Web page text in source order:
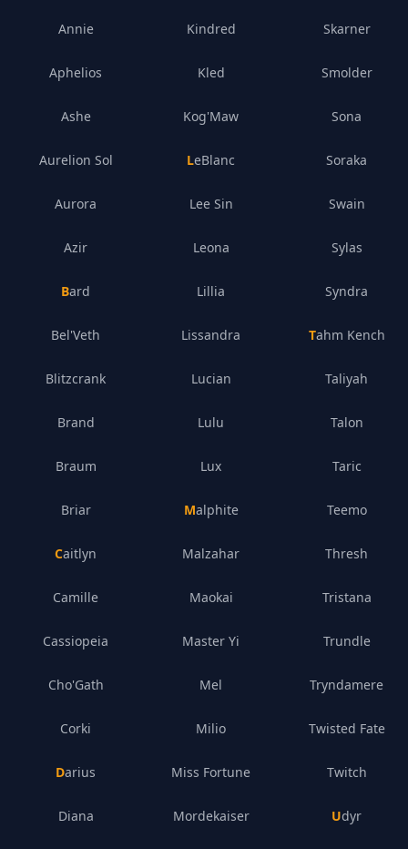
Annie
Aphelios
Ashe
Aurelion Sol
Aurora
Azir
Bard
Bel'Veth
Blitzcrank
Brand
Braum
Briar
Caitlyn
Camille
Cassiopeia
Cho'Gath
Corki
Darius
Diana
Kindred
Kled
Kog'Maw
LeBlanc
Lee Sin
Leona
Lillia
Lissandra
Lucian
Lulu
Lux
Malphite
Malzahar
Maokai
Master Yi
Mel
Milio
Miss Fortune
Mordekaiser
Skarner
Smolder
Sona
Soraka
Swain
Sylas
Syndra
Tahm Kench
Taliyah
Talon
Taric
Teemo
Thresh
Tristana
Trundle
Tryndamere
Twisted Fate
Twitch
Udyr